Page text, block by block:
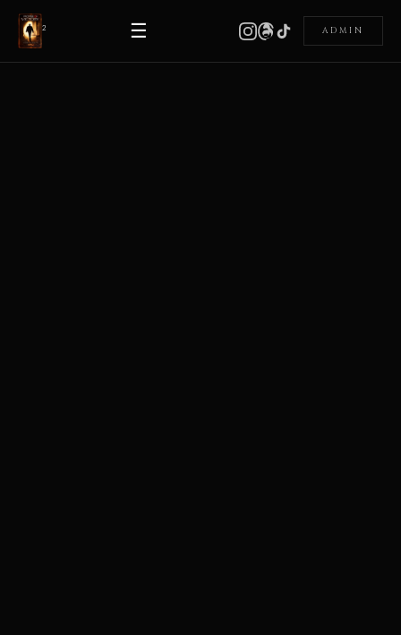
² ☰ ADMIN